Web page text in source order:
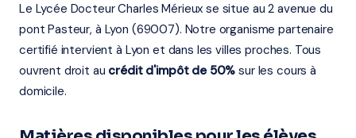
Le Lycée Docteur Charles Mérieux se situe au 2 avenue du
pont Pasteur, à Lyon (69007). Notre organisme partenaire
certifié intervient à Lyon et dans les villes proches. Tous
ouvrent droit au crédit d'impôt de 50% sur les cours à
domicile.